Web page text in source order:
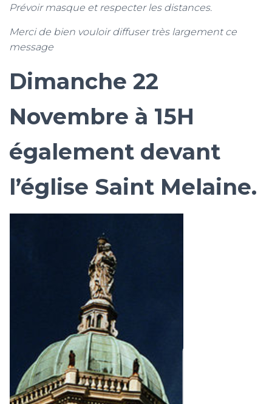
Prévoir masque et respecter les distances.
Merci de bien vouloir diffuser très largement ce
message
Dimanche 22
Novembre à 15H
également devant
l’église Saint Melaine.